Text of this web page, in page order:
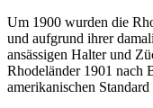
Um 1900 wurden die
und aufgrund ihrer
ansässigen Halter und
Rhodeländer 1901 nach
amerikanischen